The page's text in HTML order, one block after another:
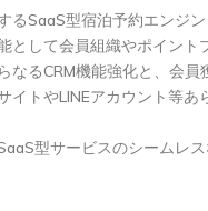
るSaaS型宿泊予約エンジ
として会員組織やポイン
なるCRM機能強化と、会
イトやLINEアカウント等
型サービスのシームレ